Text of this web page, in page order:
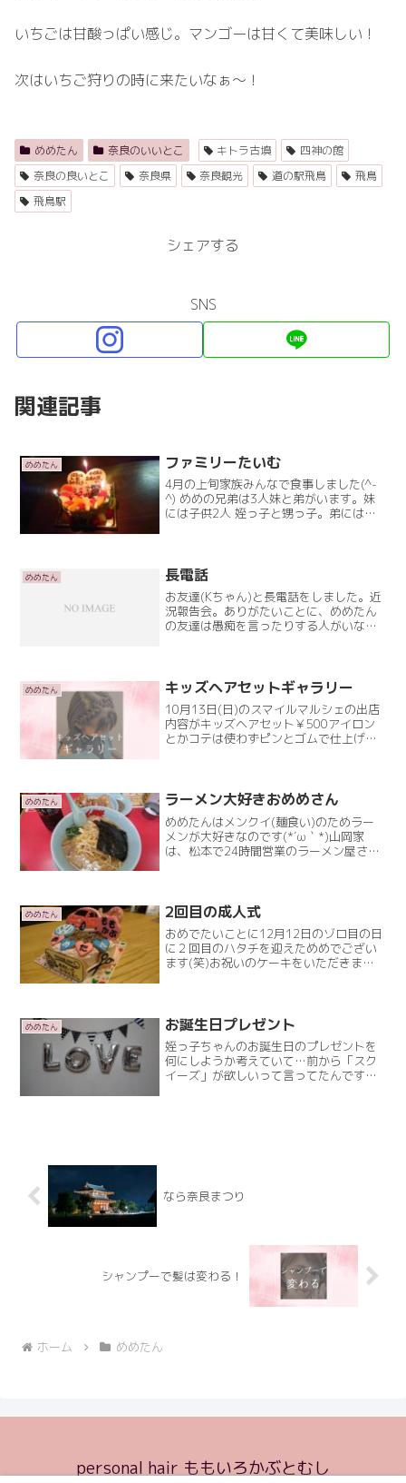
いちごは甘酸っぱい感じ。マンゴーは甘くて美味しい！
次はいちご狩りの時に来たいなぁ〜！
めめたん 奈良のいいとこ キトラ古墳
四神の館
奈良の良いとこ
奈良県 奈良観光 道の駅飛鳥
飛鳥
飛鳥駅
シェアする
SNS
関連記事
めめたん ファミリーたいむ
4月の上旬家族みんなで食事しました(^-
^) めめの兄弟は3人妹と弟がいます。妹
には子供2人 姪っ子と甥っ子。弟には、
☆料理の苦手Read More
めめたん 長電話
お友達(Kちゃん)と長電話をしました。近
況報告会。ありがたいことに、めめたん
の友達は愚痴を言ったりする人がいなく
ダメダメなめめRead More
めめたん キッズヘアセットギャラリー
10月13日(日)のスマイルマルシェの出店
内容がキッズヘアセット￥500アイロン
とかコテは使わずピンとゴムで仕上げる
しい〜❤️ってなっRead More
めめたん ラーメン大好きおめめさん
めめたんはメンクイ(麺食い)のためラー
メンが大好きなのです(*´ω｀*)山岡家
は、松本で24時間営業のラーメン屋さ
くなったけど…長Read More
めめたん 2回目の成人式
おめでたいことに12月12日のゾロ目の日
に２回目のハタチを迎えためめでござい
ます(笑)お祝いのケーキをいただきまし
ピーのお裾Read More
めめたん お誕生日プレゼント
姪っ子ちゃんのお誕生日のプレゼントを
何にしようか考えていて…前から「スク
イーズ」が欲しいって言ってたんです。
なら奈良まつり
シャンプーで髪は変わる！
ホーム めめたん
personal hair ももいろかぶとむし